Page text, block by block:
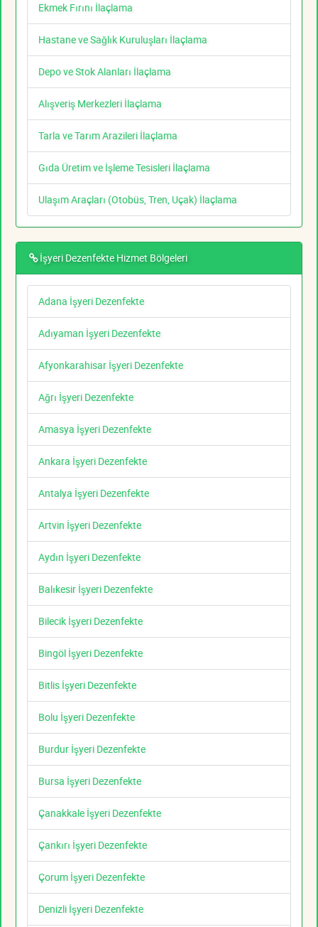
Ekmek Fırını İlaçlama
Hastane ve Sağlık Kuruluşları İlaçlama
Depo ve Stok Alanları İlaçlama
Alışveriş Merkezleri İlaçlama
Tarla ve Tarım Arazileri İlaçlama
Gıda Üretim ve İşleme Tesisleri İlaçlama
Ulaşım Araçları (Otobüs, Tren, Uçak) İlaçlama
İşyeri Dezenfekte Hizmet Bölgeleri
Adana İşyeri Dezenfekte
Adıyaman İşyeri Dezenfekte
Afyonkarahisar İşyeri Dezenfekte
Ağrı İşyeri Dezenfekte
Amasya İşyeri Dezenfekte
Ankara İşyeri Dezenfekte
Antalya İşyeri Dezenfekte
Artvin İşyeri Dezenfekte
Aydın İşyeri Dezenfekte
Balıkesir İşyeri Dezenfekte
Bilecik İşyeri Dezenfekte
Bingöl İşyeri Dezenfekte
Bitlis İşyeri Dezenfekte
Bolu İşyeri Dezenfekte
Burdur İşyeri Dezenfekte
Bursa İşyeri Dezenfekte
Çanakkale İşyeri Dezenfekte
Çankırı İşyeri Dezenfekte
Çorum İşyeri Dezenfekte
Denizli İşyeri Dezenfekte